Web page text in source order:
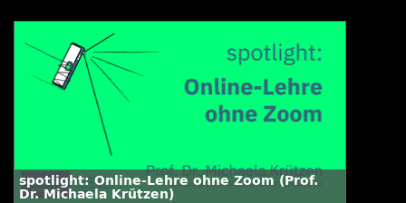
spotlight: Online-Lehre ohne Zoom (Prof.
Dr. Michaela Krützen)